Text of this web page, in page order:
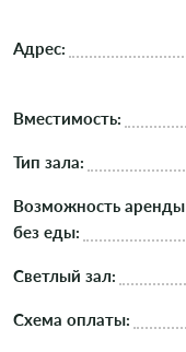
Адрес:
Вместимость:
Тип зала:
Возможность аренды
без еды:
Светлый зал:
Схема оплаты: